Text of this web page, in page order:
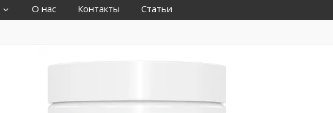
О нас Контакты Статьи